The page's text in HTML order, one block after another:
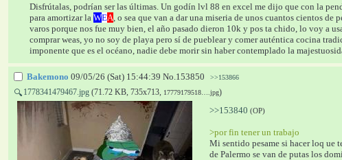
Disfrútalas, podrían ser las últimas. Un godín lvl 88 en excel me dijo que con la
para amortizar la WEA , o sea que van a dar una miseria de unos cuantos cientos
varos porque nos fue muy bien, el año pasado dieron 10k y pos ta chido, lo voy a
comprar weas, yo no soy de playa pero sí de pueblear y comer auténtica cocina
imponente que es el océano, nadie debe morir sin haber contemplado la
Bakemono 09/05/26 (Sat) 15:44:39 No. 153850 >>153866
🔍 1778341479467.jpg (71.72 KB, 735x713, 17779179518….jpg)
>>153840 (OP)
>por fin tener un trabajo
Mi sentido pesame si hacer loq ue
de Palermo se van de putas los